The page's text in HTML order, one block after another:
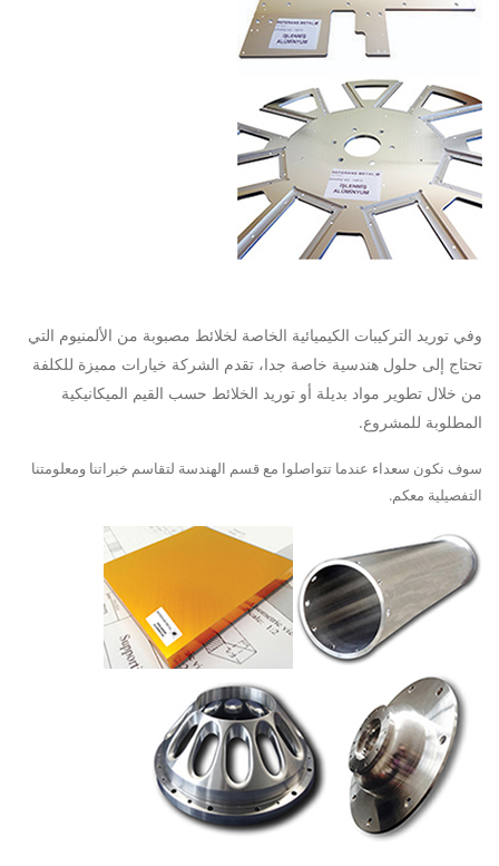
وفي توريد التركيبات الكيميائية الخاصة لخلائط مصبوبة من الألمنيوم التي
تحتاج إلى حلول هندسية خاصة جدا، تقدم الشركة خيارات مميزة للكلفة
من خلال تطوير مواد بديلة أو توريد الخلائط حسب القيم الميكانيكية
المطلوبة للمشروع.
سوف نكون سعداء عندما تتواصلوا مع قسم الهندسة لتقاسم خبراتنا ومعلومتنا
التفصيلية معكم.